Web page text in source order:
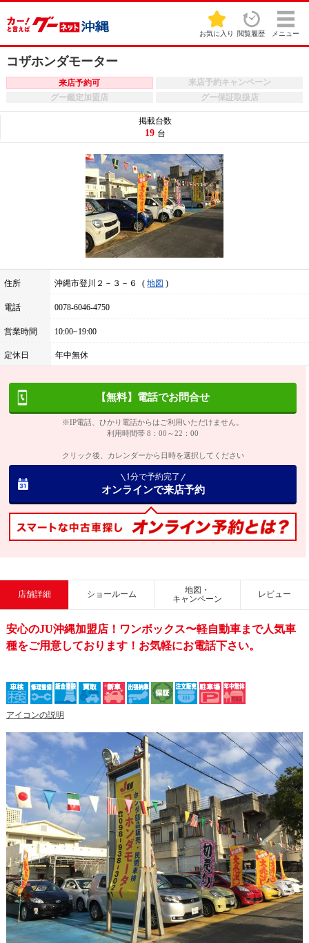
お気に入り 閲覧履歴 メニュー
コザホンダモーター
来店予約可
来店予約キャンペーン
グー鑑定加盟店
グー保証取扱店
住所 沖縄市登川２－３－６ 地図
電話 0078-6046-4750
営業時間 10:00~19:00
定休日 年中無休
掲載台数
19 台
【無料】電話でお問合せ
※IP電話、ひかり電話からはご利用いただけません。
利用時間帯 8：00～22：00
クリック後、カレンダーから日時を選択してください
1分で予約完了
オンラインで来店予約
店舗詳細 ショールーム
地図・
キャンペーン
レビュー
安心のJU沖縄加盟店！ワンボックス〜軽自動車まで人気車
種をご用意しております！お気軽にお電話下さい。
アイコンの説明